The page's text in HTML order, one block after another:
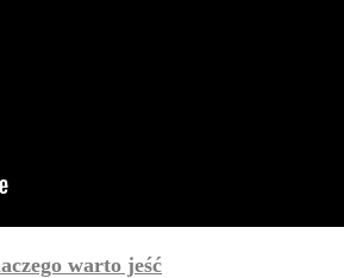
warto jeść